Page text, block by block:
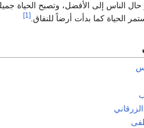
حال الناس إلى الأفضل، وتصبح الحياة
الحياة كما بدأت أرضاً للنفاق.[1]